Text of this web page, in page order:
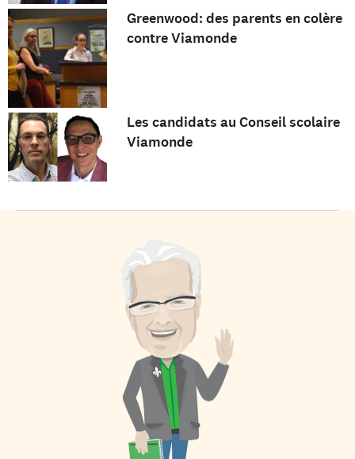
Greenwood: des parents en colère
contre Viamonde
Les candidats au Conseil scolaire
Viamonde